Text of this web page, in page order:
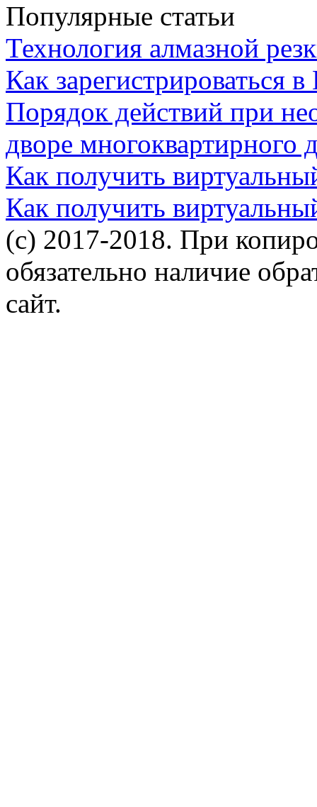
Популярные статьи
Технология алмазной
Как зарегистрироваться
Порядок действий при
дворе многоквартирного
Как получить
Как получить
(c) 2017-2018. При
обязательно наличие
сайт.